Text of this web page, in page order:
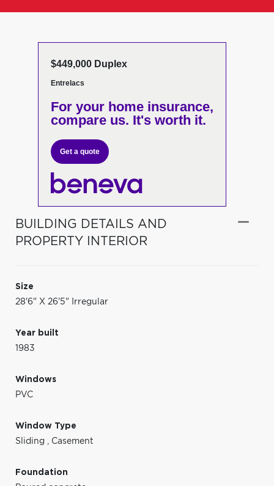
$449,000 Duplex
Entrelacs
For your home insurance,
compare us. It's worth it.
Get a quote
BUILDING DETAILS AND
PROPERTY INTERIOR
Size
28'6" X 26'5" Irregular
Year built
1983
Windows
PVC
Window Type
Sliding , Casement
Foundation